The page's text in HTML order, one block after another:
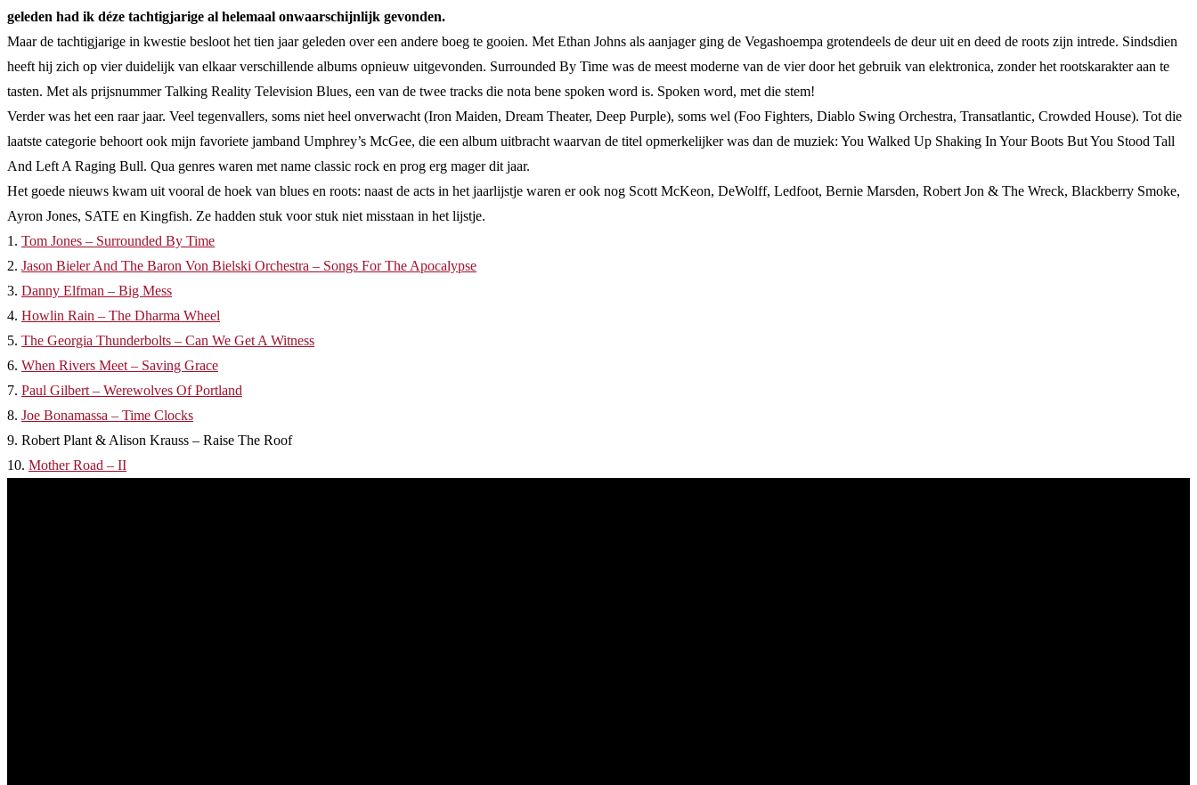
geleden had ik déze tachtigjarige al helemaal onwaarschijnlijk gevonden.
Maar de tachtigjarige in kwestie besloot het tien jaar geleden over een andere boeg te gooien. Met Ethan Johns als aanjager ging de Vegashoempa grotendeels de deur uit en deed de roots zijn intrede. Sindsdien
heeft hij zich op vier duidelijk van elkaar verschillende albums opnieuw uitgevonden. Surrounded By Time was de meest moderne van de vier door het gebruik van elektronica, zonder het rootskarakter aan te
tasten. Met als prijsnummer Talking Reality Television Blues, een van de twee tracks die nota bene spoken word is. Spoken word, met die stem!
Verder was het een raar jaar. Veel tegenvallers, soms niet heel onverwacht (Iron Maiden, Dream Theater, Deep Purple), soms wel (Foo Fighters, Diablo Swing Orchestra, Transatlantic, Crowded House). Tot die
laatste categorie behoort ook mijn favoriete jamband Umphrey’s McGee, die een album uitbracht waarvan de titel opmerkelijker was dan de muziek: You Walked Up Shaking In Your Boots But You Stood Tall
And Left A Raging Bull. Qua genres waren met name classic rock en prog erg mager dit jaar.
Het goede nieuws kwam uit vooral de hoek van blues en roots: naast de acts in het jaarlijstje waren er ook nog Scott McKeon, DeWolff, Ledfoot, Bernie Marsden, Robert Jon & The Wreck, Blackberry Smoke,
Ayron Jones, SATE en Kingfish. Ze hadden stuk voor stuk niet misstaan in het lijstje.
1. Tom Jones – Surrounded By Time
2. Jason Bieler And The Baron Von Bielski Orchestra – Songs For The Apocalypse
3. Danny Elfman – Big Mess
4. Howlin Rain – The Dharma Wheel
5. The Georgia Thunderbolts – Can We Get A Witness
6. When Rivers Meet – Saving Grace
7. Paul Gilbert – Werewolves Of Portland
8. Joe Bonamassa – Time Clocks
9. Robert Plant & Alison Krauss – Raise The Roof
10. Mother Road – II